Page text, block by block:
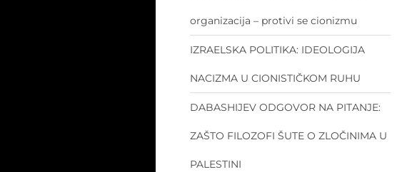
organizacija – protivi se cionizmu
IZRAELSKA POLITIKA: IDEOLOGIJA
NACIZMA U CIONISTIČKOM RUHU
DABASHIJEV ODGOVOR NA PITANJE:
ZAŠTO FILOZOFI ŠUTE O ZLOČINIMA U
PALESTINI